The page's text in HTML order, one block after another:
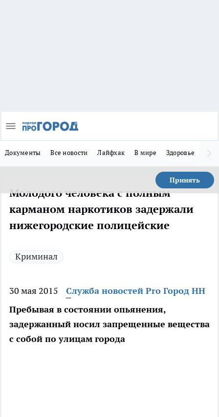
Документы Все новости Лайфхак В мире Здоровье
Принять
Молодого человека с полным
карманом наркотиков задержали
нижегородские полицейские
Криминал
30 мая 2015
Служба новостей Pro Город НН
Пребывая в состоянии опьянения,
задержанный носил запрещенные вещества
с собой по улицам города